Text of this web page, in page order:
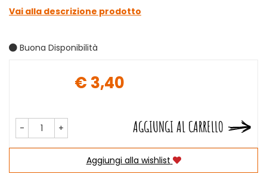
Vai alla descrizione prodotto
Buona Disponibilità
€ 3,40
- + AGGIUNGI AL CARRELLO
Aggiungi alla wishlist